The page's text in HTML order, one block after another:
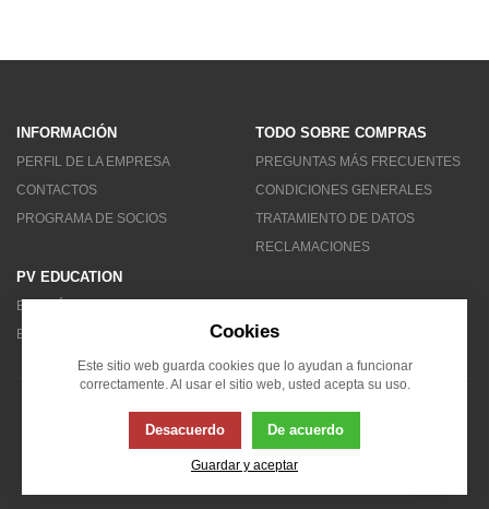
INFORMACIÓN
PERFIL DE LA EMPRESA
CONTACTOS
PROGRAMA DE SOCIOS
TODO SOBRE COMPRAS
PREGUNTAS MÁS FRECUENTES
CONDICIONES GENERALES
TRATAMIENTO DE DATOS
RECLAMACIONES
PV EDUCATION
BOLETÍN DE NOTICIAS
BLOG
© 2007 - 2026 Solarity LAT (Colombia)
Esta página usa cookies. Haga clic para obtener más información...
Cookies
Este sitio web guarda cookies que lo ayudan a funcionar
correctamente. Al usar el sitio web, usted acepta su uso.
Desacuerdo De acuerdo
Guardar y aceptar